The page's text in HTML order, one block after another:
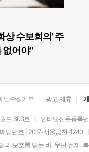
상 수보회의' 주
없어야"
일수집거부 광고·제휴
드 603호 인터넷신문등록
업번호 : 2017-서울금천-1240
의 보호를 받는 바, 무단 전재.